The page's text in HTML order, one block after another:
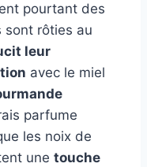
pourtant des
sont rôties au
leur
avec le miel
parfume
les noix de
une touche